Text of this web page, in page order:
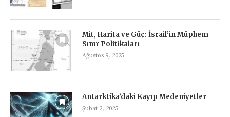
Mit, Harita ve Güç: İsrail’in Müphem
Sınır Politikaları
Ağustos 9, 2025
Antarktika’daki Kayıp Medeniyetler
Şubat 2, 2025